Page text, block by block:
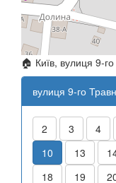
🏠 Київ, вулиця 9-
вулиця 9-го
2 3 4
10
13
18
19